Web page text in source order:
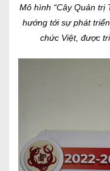
Mô hình “Cây Quản trị
hướng tới sự phát
chức Việt, được